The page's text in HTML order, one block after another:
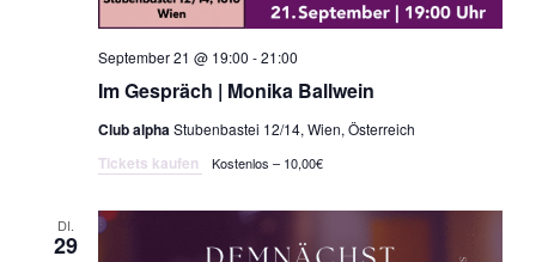
Im Gespräch | Monika Ballwein
September 21 @ 19:00 -21:00
Club alphaStubenbastei 12/14, Wien, Österreich
Tickets kaufen Kostenlos – 10,00€
DI.
29